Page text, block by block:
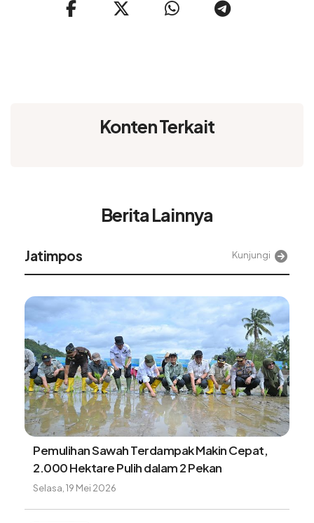
Konten Terkait
Berita Lainnya
Terdampak Makin Cepat,
dalam 2 Pekan
Alinea
Tangki BBM